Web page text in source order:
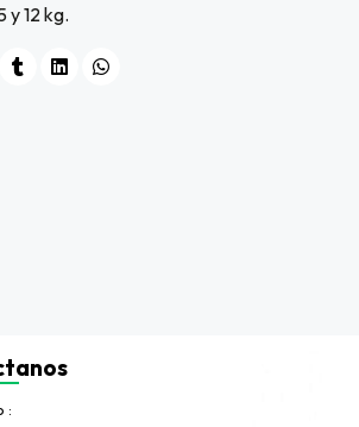
y 12 kg.